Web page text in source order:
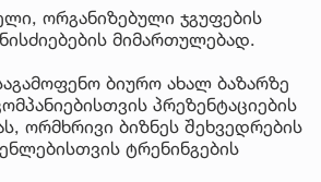
ორგანიზებული ჯგუფების
მიმართულებად.
ბიურო ახალ ბაზარზე
პრეზენტაციების
ორმხრივი ბიზნეს შეხვედრების
ტრენინგების